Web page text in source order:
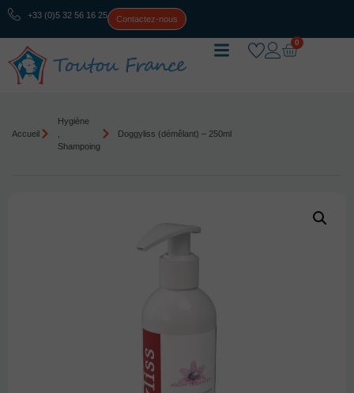
+33 (0)5 32 56 16 25 Contactez-nous
0
Accueil
Hygiène
Shampoing
Doggyliss (démêlant) – 250ml